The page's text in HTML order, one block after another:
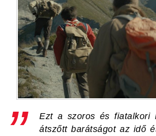
Ezt a szoros és fiatalkori
átszőtt barátságot az idő